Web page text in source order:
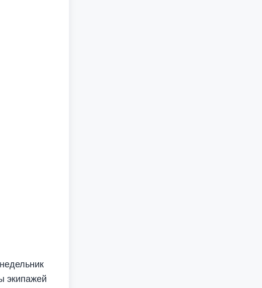
экипажей